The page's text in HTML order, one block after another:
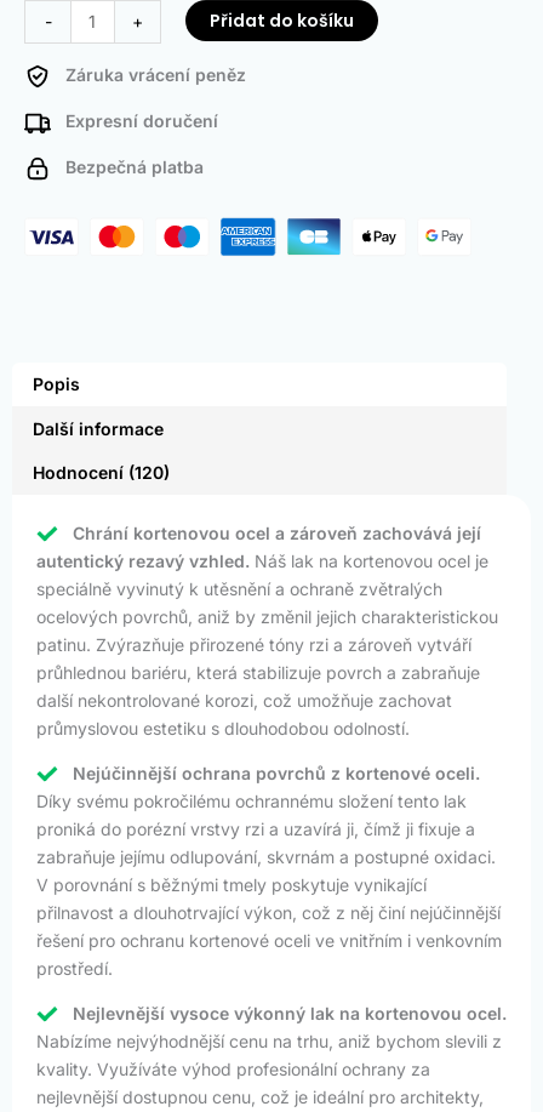
- + Přidat do košíku
Záruka vrácení peněz
Expresní doručení
Bezpečná platba
Popis
Další informace
Hodnocení (120)
Chrání kortenovou ocel a zároveň zachovává její
autentický rezavý vzhled. Náš lak na kortenovou ocel je
speciálně vyvinutý k utěsnění a ochraně zvětralých
ocelových povrchů, aniž by změnil jejich charakteristickou
patinu. Zvýrazňuje přirozené tóny rzi a zároveň vytváří
průhlednou bariéru, která stabilizuje povrch a zabraňuje
další nekontrolované korozi, což umožňuje zachovat
průmyslovou estetiku s dlouhodobou odolností.
Nejúčinnější ochrana povrchů z kortenové oceli.
Díky svému pokročilému ochrannému složení tento lak
proniká do porézní vrstvy rzi a uzavírá ji, čímž ji fixuje a
zabraňuje jejímu odlupování, skvrnám a postupné oxidaci.
V porovnání s běžnými tmely poskytuje vynikající
přilnavost a dlouhotrvající výkon, což z něj činí nejúčinnější
řešení pro ochranu kortenové oceli ve vnitřním i venkovním
prostředí.
Nejlevnější vysoce výkonný lak na kortenovou ocel.
Nabízíme nejvýhodnější cenu na trhu, aniž bychom slevili z
kvality. Využíváte výhod profesionální ochrany za
nejlevnější dostupnou cenu, což je ideální pro architekty,